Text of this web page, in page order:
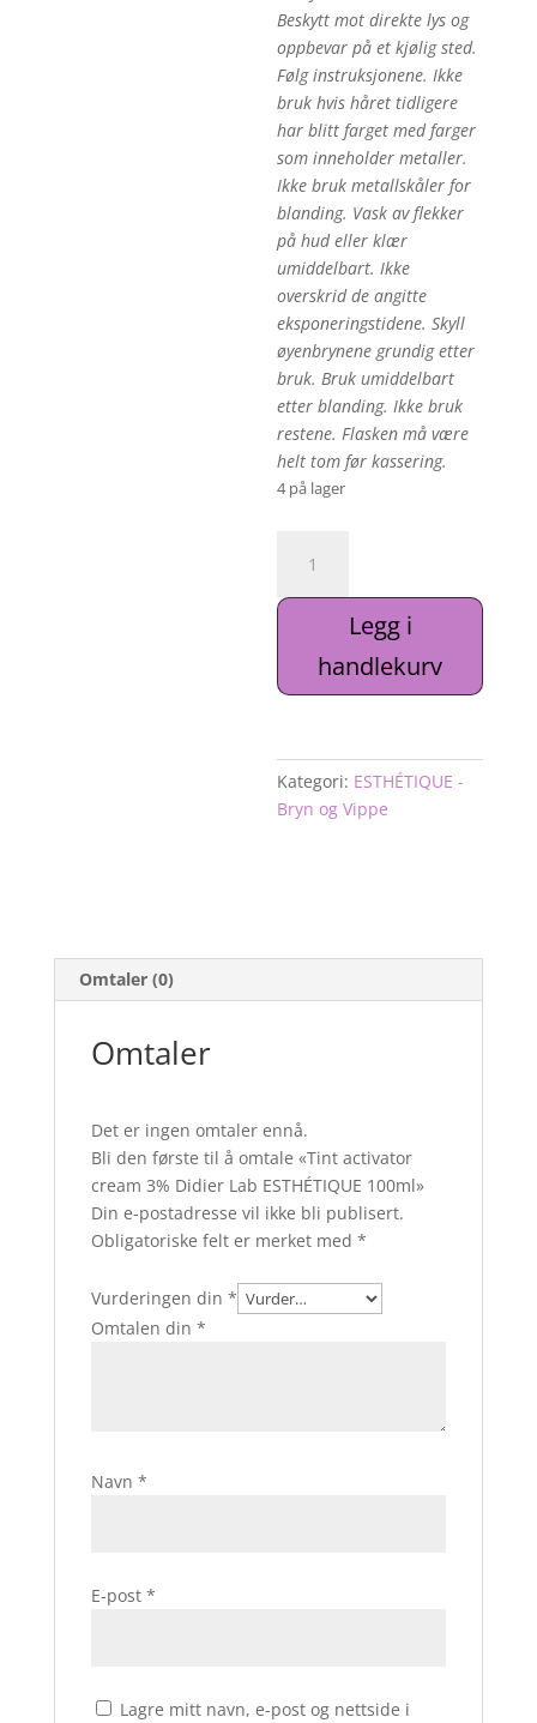
Beskytt mot direkte lys og
oppbevar på et kjølig sted.
Følg instruksjonene. Ikke
bruk hvis håret tidligere
har blitt farget med farger
som inneholder metaller.
Ikke bruk metallskåler for
blanding. Vask av flekker
på hud eller klær
umiddelbart. Ikke
overskrid de angitte
eksponeringstidene. Skyll
øyenbrynene grundig etter
bruk. Bruk umiddelbart
etter blanding. Ikke bruk
restene. Flasken må være
helt tom før kassering.
4 på lager
activator
cream
Didier
Lab
antall
Legg i
handlekurv
Kategori: ESTHÉTIQUE -
Bryn og Vippe
Omtaler (0)
Omtaler
Det er ingen omtaler ennå.
Bli den første til å omtale «Tint activator
cream 3% Didier Lab ESTHÉTIQUE 100ml»
Din e-postadresse vil ikke bli publisert.
Obligatoriske felt er merket med *
Vurderingen din *
Omtalen din *
Navn *
E-post *
Lagre mitt navn, e-post og nettside i